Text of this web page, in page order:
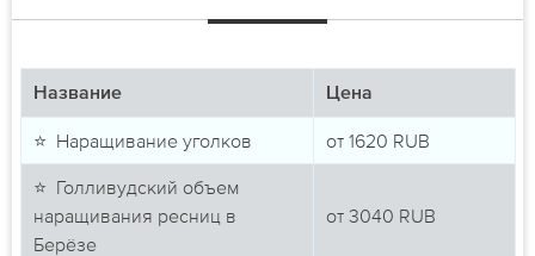
Название Цена
⭐ Наращивание уголков от 1620 RUB
⭐ Голливудский объем
наращивания ресниц в
Берёзе
от 3040 RUB